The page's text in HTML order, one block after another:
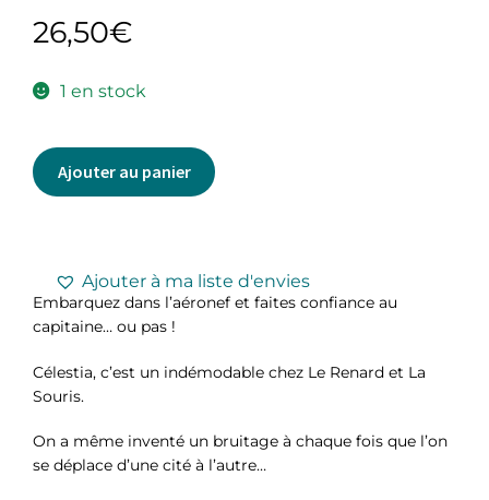
26,50€
1 en stock
Ajouter au panier
Ajouter à ma liste d'envies
Embarquez dans l’aéronef et faites confiance au
capitaine… ou pas !
Célestia, c’est un indémodable chez Le Renard et La
Souris.
On a même inventé un bruitage à chaque fois que l’on
se déplace d’une cité à l’autre…